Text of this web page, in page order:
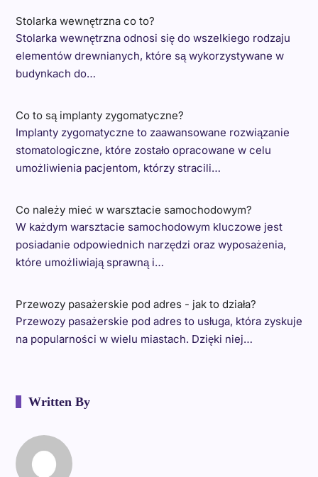
Stolarka wewnętrzna co to?
Stolarka wewnętrzna odnosi się do wszelkiego rodzaju
elementów drewnianych, które są wykorzystywane w
budynkach do…
Co to są implanty zygomatyczne?
Implanty zygomatyczne to zaawansowane rozwiązanie
stomatologiczne, które zostało opracowane w celu
umożliwienia pacjentom, którzy stracili…
Co należy mieć w warsztacie samochodowym?
W każdym warsztacie samochodowym kluczowe jest
posiadanie odpowiednich narzędzi oraz wyposażenia,
które umożliwiają sprawną i…
Przewozy pasażerskie pod adres - jak to działa?
Przewozy pasażerskie pod adres to usługa, która zyskuje
na popularności w wielu miastach. Dzięki niej…
Written By